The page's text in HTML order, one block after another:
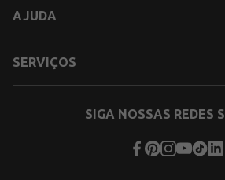
AJUDA
SERVIÇOS
SIGA NOSSAS REDES